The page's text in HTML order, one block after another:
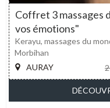
Coffret 3 massages
vos émotions"
AURAY
Kerayu, massages du
Morbihan